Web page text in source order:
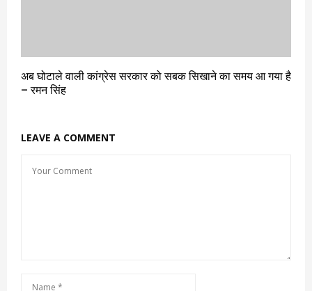
अब घोटाले वाली कांग्रेस सरकार को सबक सिखाने का समय आ गया है
– रमन सिंह
LEAVE A COMMENT